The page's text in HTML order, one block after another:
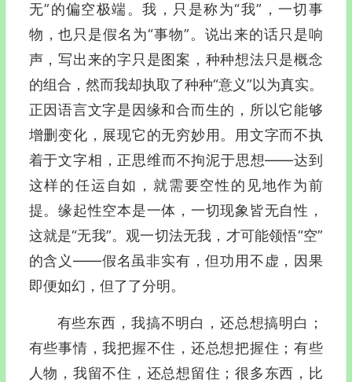
无”的偏空极端。我，只是称为“我”，一切事
物，也只是假名为“事物”。说出来的话只是响
声，写出来的字只是图案，种种想法只是概念
的组合，然而我却执取了种种“意义”以为真实。
正因语言文字是因缘和合而生的，所以它能够
增删变化，展现它的无穷妙用。用文字而不执
着于文字相，正思维而不拘泥于思想—―达到
这样的任运自如，就需要空性的见地作为前
提。缘起性空本是一体，一切现象皆无自性，
这就是“无我”。观一切法无我，才可能领悟“空”
的含义—―假名虽非实有，但功用不虚，因果
即便如幻，但了了分明。
有些东西，我搞不明白，还总想搞明白；
有些事情，我把握不住，还总想把握住；有些
人物，我留不住，还总想留住；很多东西，比